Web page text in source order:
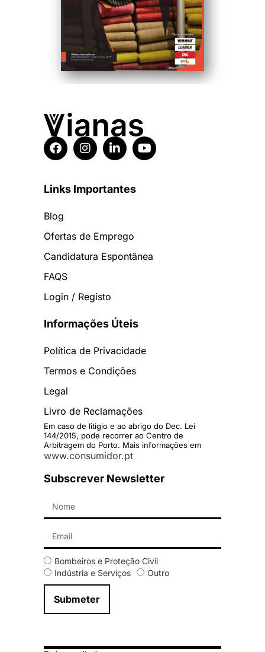
Links Importantes
Blog
Ofertas de Emprego
Candidatura Espontânea
FAQS
Login / Registo
Informações Úteis
Política de Privacidade
Termos e Condições
Legal
Livro de Reclamações
Em caso de litigio e ao abrigo do Dec. Lei
144/2015, pode recorrer ao Centro de
Arbitragem do Porto. Mais informações em
www.consumidor.pt
Subscrever Newsletter
Bombeiros e Proteção Civil
Indústria e Serviços
Outro
Submeter